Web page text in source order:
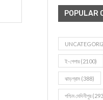
POPULAR
ই-পেপার (2100)
ঝাড়গ্রাম (388)
পশ্চিম মেদিনীপুর